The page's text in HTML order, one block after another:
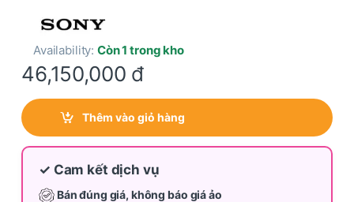
Availability:Còn 1 trong kho
46,150,000 đ
Thêm vào giỏ hàng
✓ Cam kết dịch vụ
Bán đúng giá, không báo giá ảo